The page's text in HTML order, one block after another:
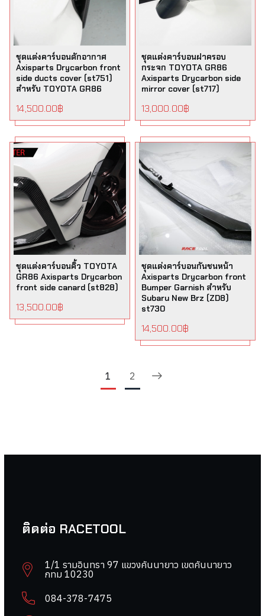
ชุดแต่งคาร์บอนดักอากาศ
Axisparts Drycarbon front
side ducts cover (st751)
สำหรับ TOYOTA GR86
14,500.00฿
ชุดแต่งคาร์บอนฝาครอบ
กระจก TOYOTA GR86
Axisparts Drycarbon side
mirror cover (st717)
13,000.00฿
ชุดแต่งคาร์บอนคิ้ว TOYOTA
GR86 Axisparts Drycarbon
front side canard (st828)
13,500.00฿
ชุดแต่งคาร์บอนกันชนหน้า
Axisparts Drycarbon front
Bumper Garnish สำหรับ
Subaru New Brz (ZD8)
st730
14,500.00฿
1 2
ติดต่อ RACETOOL
1/1 รามอินทรา 97 แขวงคันนายาว เขตคันนายาว
กทม 10230
084-378-7475